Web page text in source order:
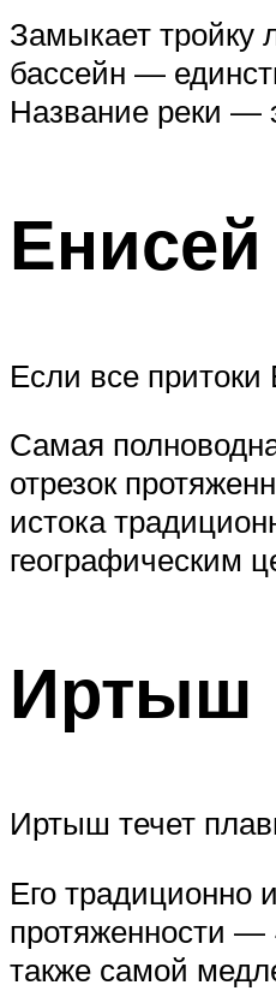
Замыкает тройку
бассейн —
Название реки —
Енисей
Если все
Самая
отрезок
истока
географическим
Иртыш
Иртыш течет
Его традиционно
протяженности —
также самой